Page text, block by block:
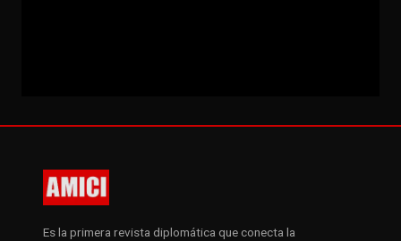
Es la primera revista diplomática que conecta la